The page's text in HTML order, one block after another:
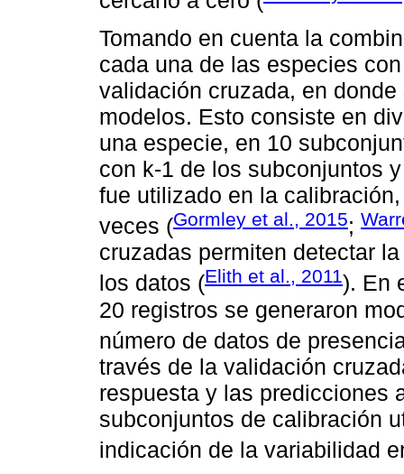
Tomando en cuenta la
cada una de las especies
validación cruzada, en
modelos. Esto consiste en
una especie, en 10
con k-1 de los subconjuntos
fue utilizado en la
veces (Gormley et al., 2015;
cruzadas permiten detectar
los datos (Elith et al., 2011). En
20 registros se generaron
número de datos de
través de la validación
respuesta y las predicciones
subconjuntos de calibración
indicación de la variabilidad